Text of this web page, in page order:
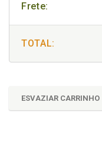
Frete:
TOTAL:
ESVAZIAR CARRINHO